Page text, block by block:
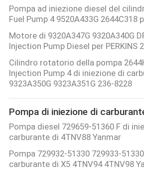
Pompa ad iniezione diesel del
Fuel Pump 4 9520A433G 2644C318
Motore di 9320A347G 9320A340G
Injection Pump Diesel per PERKINS
Cilindro rotatorio della pompa
Injection Pump 4 di iniezione di
9323A350G 9323A351G 236-8228
Pompa di iniezione di
Pompa diesel 729659-51360 F di
carburante di 4TNV88 Yanmar
Pompa 729932-51330 729933-
carburante di X5 4TNV94 4TNV98